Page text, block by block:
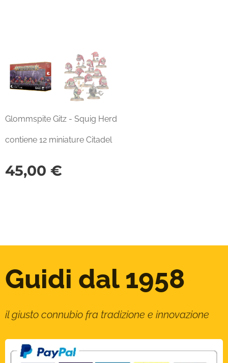
Glommspite Gitz - Squig Herd
contiene 12 miniature Citadel
45,00 €
Guidi dal 1958
il giusto connubio fra tradizione e innovazione